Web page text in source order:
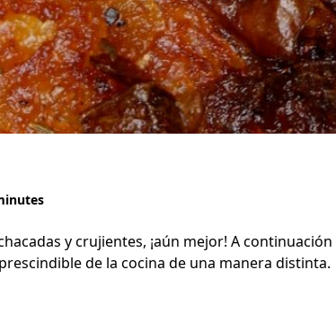
y crujientes, ¡aún mejor! A
de la cocina de una manera distinta.